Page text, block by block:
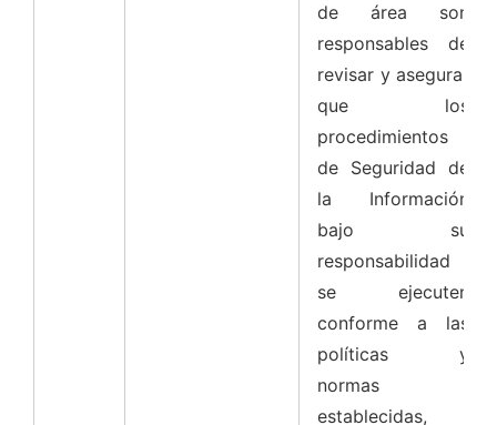
de área son
responsables de
revisar y asegurar
que los
procedimientos
de Seguridad de
la Información
bajo su
responsabilidad
se ejecuten
conforme a las
políticas y
normas
establecidas,